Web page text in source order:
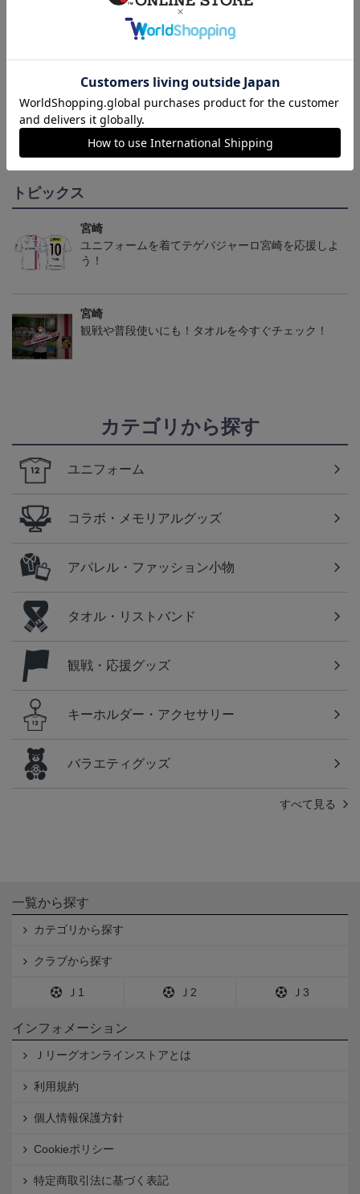
2024オーセンティックユ
ニフォーム（FP1st）
15,600円～19,900円
2021公式オーセンティッ
クユニフォーム 1st
14,600円～17,300円
2021公式オーセンティッ
クユニフォーム GK2nd
14,600円～17,300円
トピックス
宮崎
ユニフォームを着てテゲバジャーロ宮崎を応援しよ
う！
宮崎
観戦や普段使いにも！タオルを今すぐチェック！
カテゴリから探す
ユニフォーム
コラボ・メモリアルグッズ
アパレル・ファッション小物
タオル・リストバンド
観戦・応援グッズ
キーホルダー・アクセサリー
バラエティグッズ
すべて見る
一覧から探す
カテゴリから探す
クラブから探す
Ｊ1 Ｊ2 Ｊ3
インフォメーション
Ｊリーグオンラインストアとは
利用規約
個人情報保護方針
Cookieポリシー
特定商取引法に基づく表記